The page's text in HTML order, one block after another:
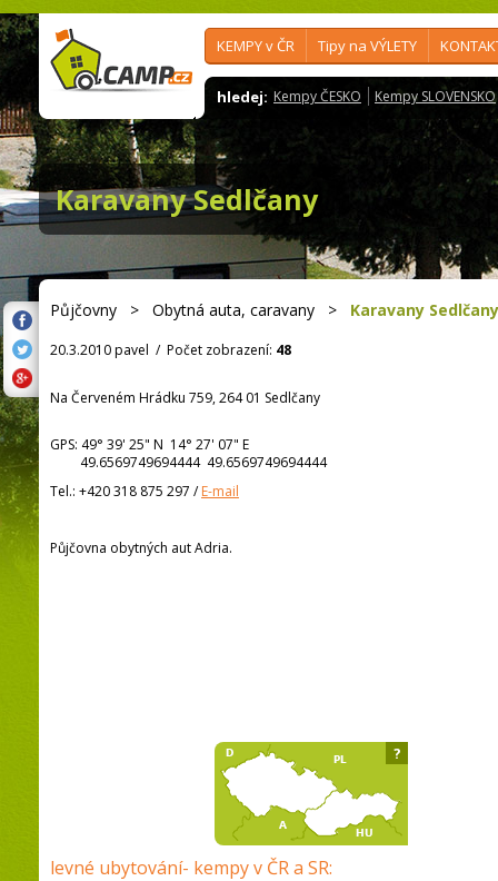
KEMPY v ČR Tipy na VÝLETY
hledej: Kempy ČESKO Kempy SLOVENSKO
Karavany Sedlčany
Půjčovny > Obytná auta, caravany > Karavany Sedlčany
20.3.2010 pavel / Počet zobrazení: 48
Na Červeném Hrádku 759, 264 01 Sedlčany
GPS: 49° 39' 25" N 14° 27' 07" E
49.6569749694444 49.6569749694444
Tel.: +420 318 875 297 /E-mail
Půjčovna obytných aut Adria.
levné ubytování- kempy v ČR a SR:
?